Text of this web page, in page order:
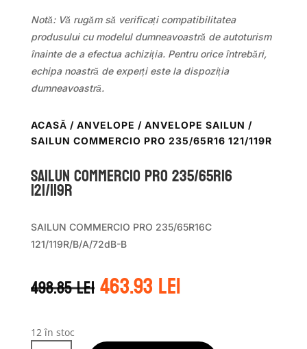
Notă: Vă rugăm să verificați compatibilitatea
produsului cu modelul dumneavoastră de autoturism
înainte de a efectua achiziția. Pentru orice întrebări,
echipa noastră de experți este la dispoziția
dumneavoastră.
ACASĂ / ANVELOPE / ANVELOPE SAILUN /
SAILUN COMMERCIO PRO 235/65R16 121/119R
Sailun COMMERCIO PRO 235/65R16
121/119R
SAILUN COMMERCIO PRO 235/65R16C
121/119R/B/A/72dB-B
498.85leiPrețul
inițial
463.93leiPrețul
curent
12 în stoc